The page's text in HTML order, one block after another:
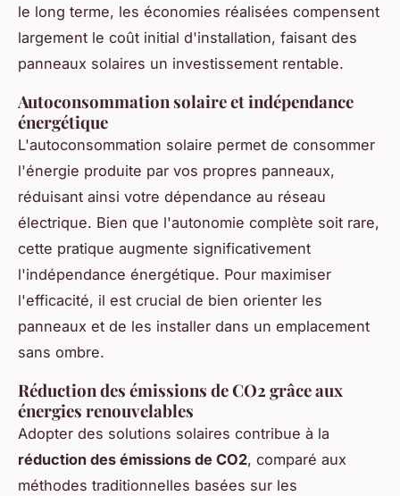
le long terme, les économies réalisées compensent
largement le coût initial d'installation, faisant des
panneaux solaires un investissement rentable.
Autoconsommation solaire et indépendance
énergétique
L'autoconsommation solaire permet de consommer
l'énergie produite par vos propres panneaux,
réduisant ainsi votre dépendance au réseau
électrique. Bien que l'autonomie complète soit rare,
cette pratique augmente significativement
l'indépendance énergétique. Pour maximiser
l'efficacité, il est crucial de bien orienter les
panneaux et de les installer dans un emplacement
sans ombre.
Réduction des émissions de CO2 grâce aux
énergies renouvelables
Adopter des solutions solaires contribue à la
réduction des émissions de CO2, comparé aux
méthodes traditionnelles basées sur les